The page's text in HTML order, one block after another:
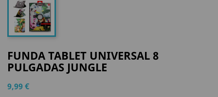
FUNDA TABLET UNIVERSAL 8
PULGADAS JUNGLE
9,99 €